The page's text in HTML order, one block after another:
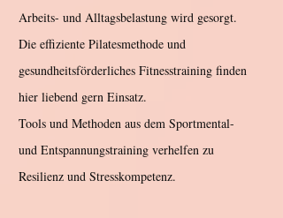
Arbeits- und Alltagsbelastung wird gesorgt.
Die effiziente Pilatesmethode und
gesundheitsförderliches Fitnesstraining finden
hier liebend gern Einsatz.
Tools und Methoden aus dem Sportmental-
und Entspannungstraining verhelfen zu
Resilienz und Stresskompetenz.